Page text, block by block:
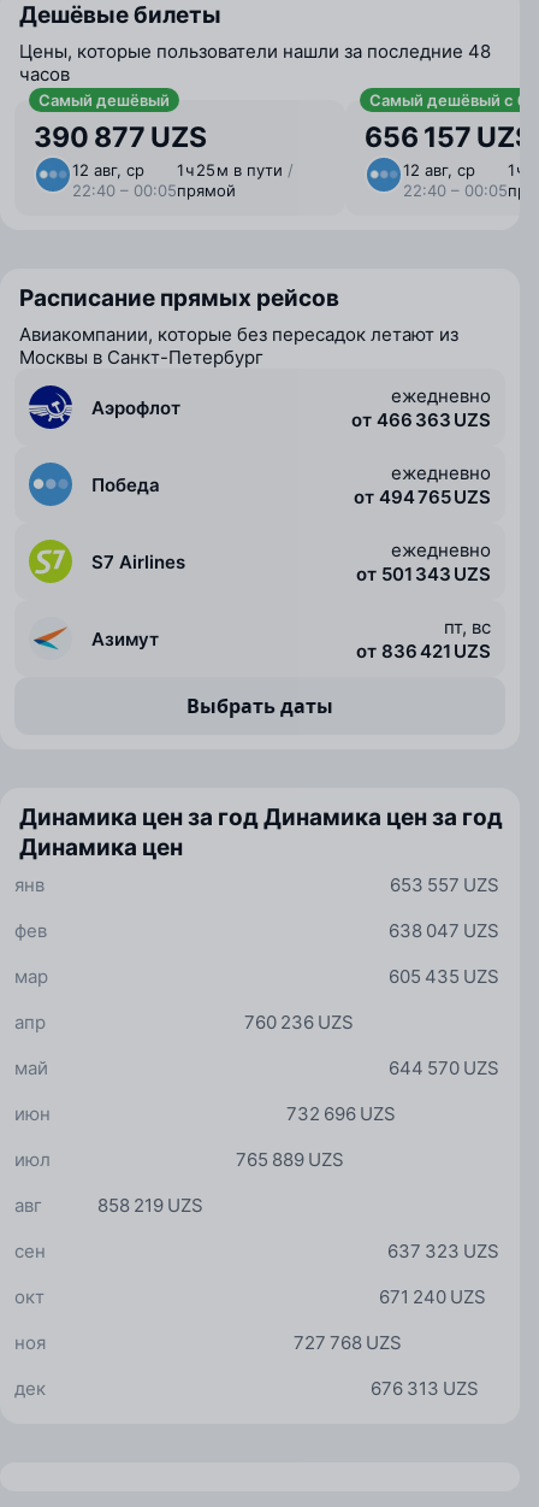
Дешёвые билеты
Цены, которые пользователи нашли за последние 48
часов
Самый дешёвый
390 877 UZS
12 авг, ср
22:40 – 00:05
1 ⁠ч 25 ⁠м в пути /
прямой
Самый дешёвый с
656 157 UZS
12 авг, ср
22:40 – 00:05
1 ⁠ч
Расписание прямых рейсов
Авиакомпании, которые без пересадок летают из
Москвы в Санкт-Петербург
Аэрофлот
ежедневно
от 466 363 UZS
Победа
ежедневно
от 494 765 UZS
S7 Airlines
ежедневно
от 501 343 UZS
Азимут
пт, вс
от 836 421 UZS
Выбрать даты
Динамика цен за годДинамика цен за год
Динамика цен
653 557 UZS
янв
638 047 UZS
фев
605 435 UZS
мар
760 236 UZS
апр
644 570 UZS
май
732 696 UZS
июн
765 889 UZS
июл
858 219 UZS
авг
637 323 UZS
сен
671 240 UZS
окт
727 768 UZS
ноя
676 313 UZS
дек